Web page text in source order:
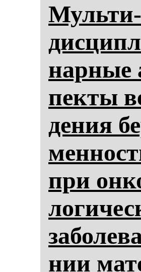
Муль­ти­
нар­ные
пек­ты
де­ния
при
нии